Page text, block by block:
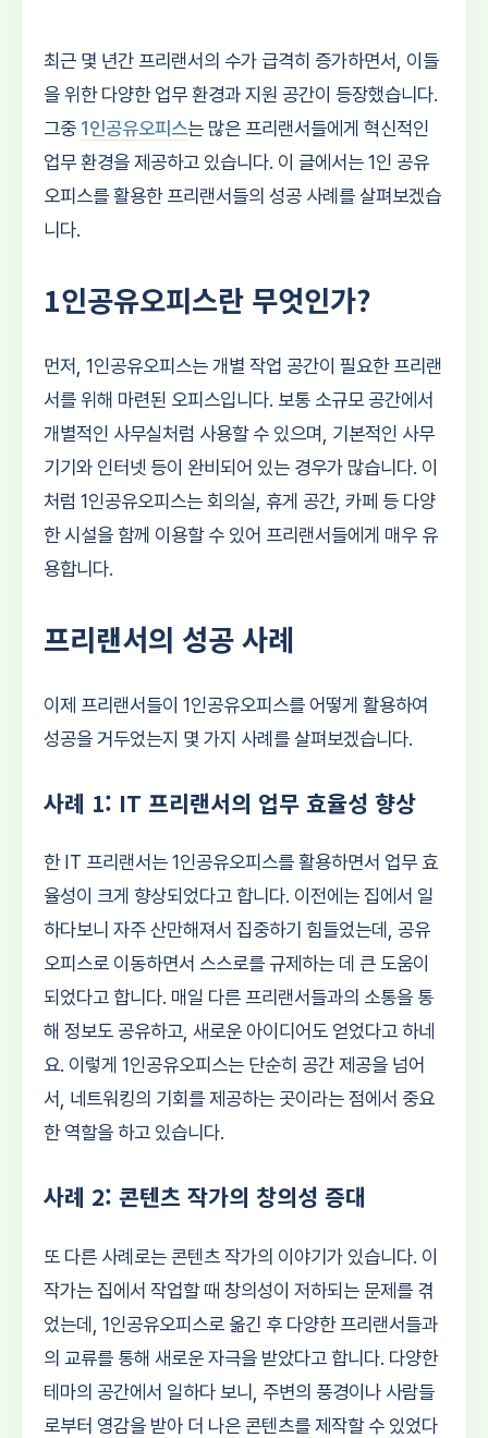
최근 몇 년간 프리랜서의 수가 급격히 증가하면서, 이들
을 위한 다양한 업무 환경과 지원 공간이 등장했습니다.
그중 1인공유오피스는 많은 프리랜서들에게 혁신적인
업무 환경을 제공하고 있습니다. 이 글에서는 1인 공유
오피스를 활용한 프리랜서들의 성공 사례를 살펴보겠습
니다.
1인공유오피스란 무엇인가?
먼저, 1인공유오피스는 개별 작업 공간이 필요한 프리랜
서를 위해 마련된 오피스입니다. 보통 소규모 공간에서
개별적인 사무실처럼 사용할 수 있으며, 기본적인 사무
기기와 인터넷 등이 완비되어 있는 경우가 많습니다. 이
처럼 1인공유오피스는 회의실, 휴게 공간, 카페 등 다양
한 시설을 함께 이용할 수 있어 프리랜서들에게 매우 유
용합니다.
프리랜서의 성공 사례
이제 프리랜서들이 1인공유오피스를 어떻게 활용하여
성공을 거두었는지 몇 가지 사례를 살펴보겠습니다.
사례 1: IT 프리랜서의 업무 효율성 향상
한 IT 프리랜서는 1인공유오피스를 활용하면서 업무 효
율성이 크게 향상되었다고 합니다. 이전에는 집에서 일
하다보니 자주 산만해져서 집중하기 힘들었는데, 공유
오피스로 이동하면서 스스로를 규제하는 데 큰 도움이
되었다고 합니다. 매일 다른 프리랜서들과의 소통을 통
해 정보도 공유하고, 새로운 아이디어도 얻었다고 하네
요. 이렇게 1인공유오피스는 단순히 공간 제공을 넘어
서, 네트워킹의 기회를 제공하는 곳이라는 점에서 중요
한 역할을 하고 있습니다.
사례 2: 콘텐츠 작가의 창의성 증대
또 다른 사례로는 콘텐츠 작가의 이야기가 있습니다. 이
작가는 집에서 작업할 때 창의성이 저하되는 문제를 겪
었는데, 1인공유오피스로 옮긴 후 다양한 프리랜서들과
의 교류를 통해 새로운 자극을 받았다고 합니다. 다양한
테마의 공간에서 일하다 보니, 주변의 풍경이나 사람들
로부터 영감을 받아 더 나은 콘텐츠를 제작할 수 있었다